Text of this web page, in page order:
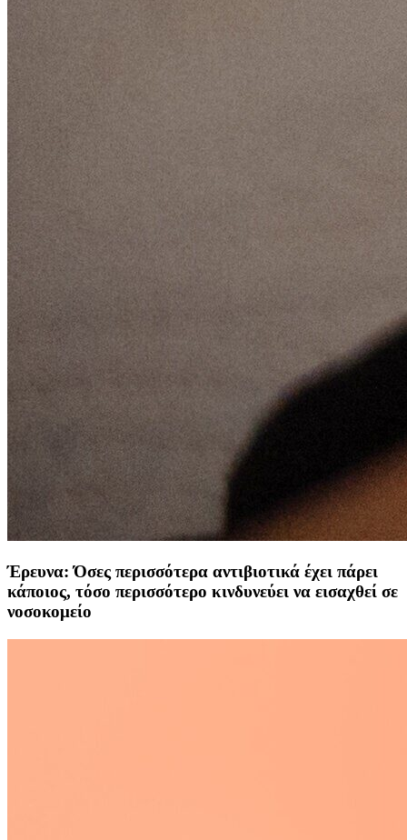
Έρευνα: Όσες περισσότερα αντιβιοτικά έχει πάρει
κάποιος, τόσο περισσότερο κινδυνεύει να εισαχθεί σε
νοσοκομείο